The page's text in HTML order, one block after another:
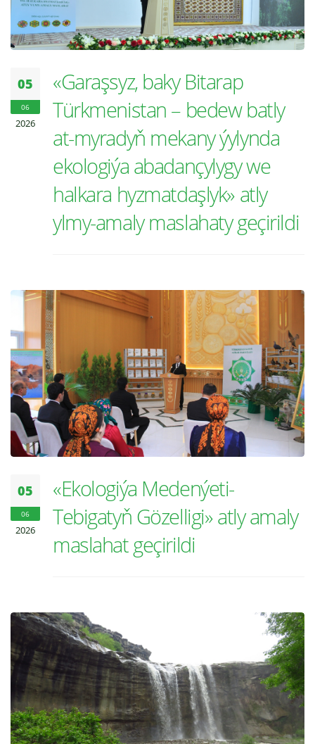
05
06
2026
«Garaşsyz, baky Bitarap
Türkmenistan – bedew batly
at-myradyň mekany ýylynda
ekologiýa abadançylygy we
halkara hyzmatdaşlyk» atly
ylmy-amaly maslahaty geçirildi
05
06
2026
«Ekologiýa Medenýeti-
Tebigatyň Gözelligi» atly amaly
maslahat geçirildi